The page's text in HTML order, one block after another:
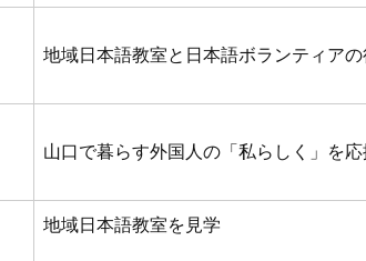
地域日本語教室と日本語ボランティアの
山口で暮らす外国人の「私らしく」を
地域日本語教室を見学